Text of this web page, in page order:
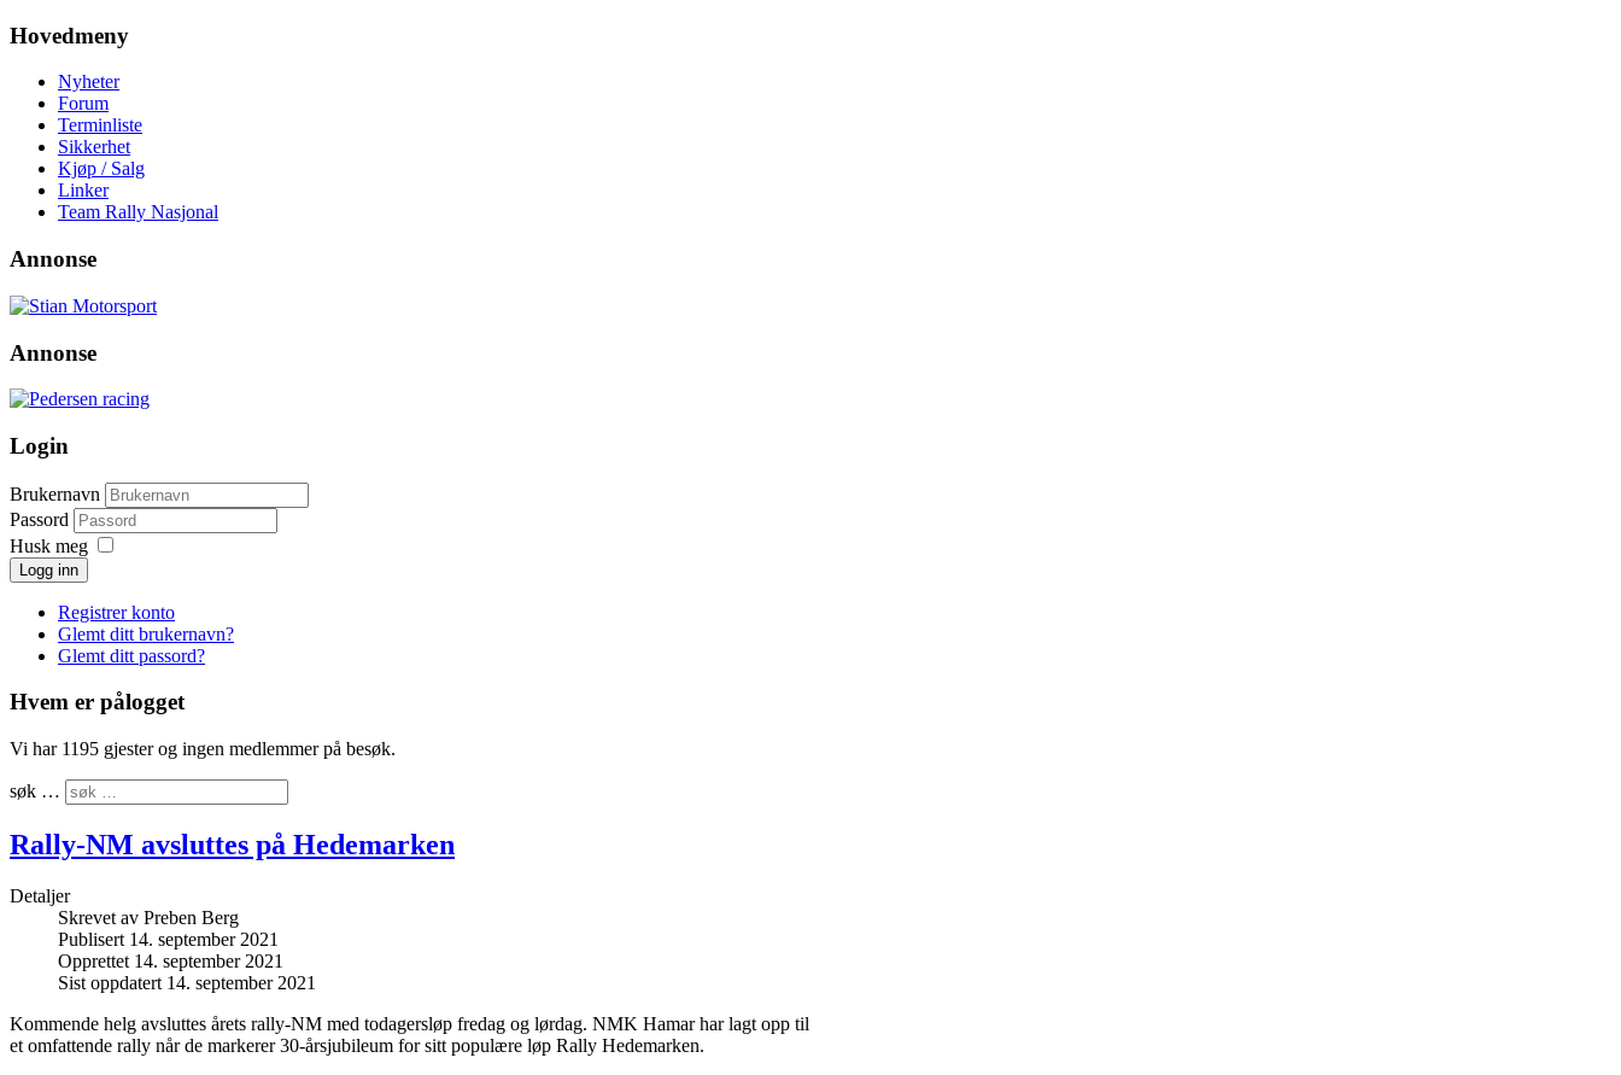
Hovedmeny
Nyheter
Forum
Terminliste
Sikkerhet
Kjøp / Salg
Linker
Team Rally Nasjonal
Annonse
Annonse
Login
Brukernavn
Passord
Husk meg
Logg inn
Registrer konto
Glemt ditt brukernavn?
Glemt ditt passord?
Hvem er pålogget
Vi har 1195 gjester og ingen medlemmer på besøk.
søk …
Rally-NM avsluttes på Hedemarken
Detaljer
Skrevet av Preben Berg
Publisert 14. september 2021
Opprettet 14. september 2021
Sist oppdatert 14. september 2021
Kommende helg avsluttes årets rally-NM med todagersløp fredag og lørdag. NMK Hamar har lagt opp til
et omfattende rally når de markerer 30-årsjubileum for sitt populære løp Rally Hedemarken.